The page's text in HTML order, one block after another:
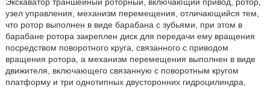
узел управления, механизм перемещения, отличающийся тем,
что ротор выполнен в виде барабана с зубьями, при этом в
барабане ротора закреплен диск для передачи ему вращения
посредством поворотного круга, связанного с приводом
вращения ротора, а механизм перемещения выполнен в виде
движителя, включающего связанную с поворотным кругом
платформу и три однотипных двусторонних гидроцилиндра,